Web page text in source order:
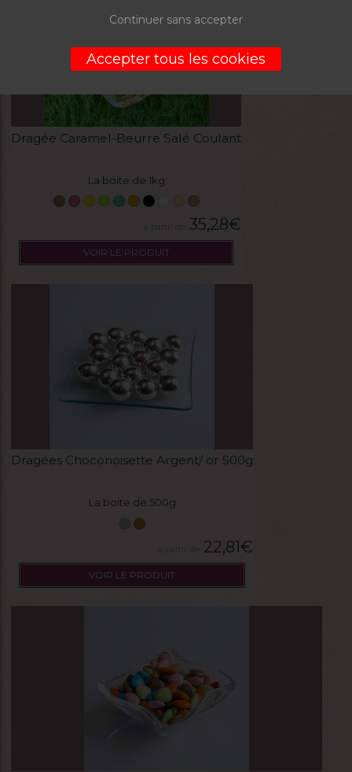
Dragée Caramel-Beurre Salé Coulant
La boite de 1kg
35,28€
VOIR LE PRODUIT
Dragées Choconoisette Argent/ or 500g
La boite de 500g
22,81€
VOIR LE PRODUIT
Continuer sans accepter
Accepter tous les cookies